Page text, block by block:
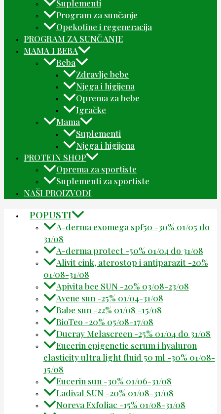
Suplementi
Program za sunčanje
Opekotine i regeneracija
PROGRAM ZA SUNČANJE
MAMA I BEBA
Beba
Zdravlje bebe
Njega i higijena
Oprema za bebe
Igračke
Mama
Suplementi
Njega i higijena
PROTEIN SHOP
Oprema za sportiste
Suplementi za sportiste
NAŠI PROIZVODI
POPUSTI
A-derma exomega spf50 -30% 01/05 do
31/08
A-derma protect -50% 01/04 do 31/08
Alivit cink, aterostop i antiparazit -20%
01/08-31/08
Apivita bee SUN -20% 03/08-23/08
Avene sun -25% 01/04-31/08
Babe sun -22% 01/08 -15/08
BioTeo -20% 05/08-17/08
Ducray Melascreen -25% 01/04 do 31/08
Eucerin epigenetic serum i hyaluron
elasticity ultra light fluid 50 ml -30% 01/08-
15/08
Eucerin sun -30% 01/06-31/08
Ladival SUN -20% 01/08-31/08
Noreva Exfoliac -15% 01/08-31/08